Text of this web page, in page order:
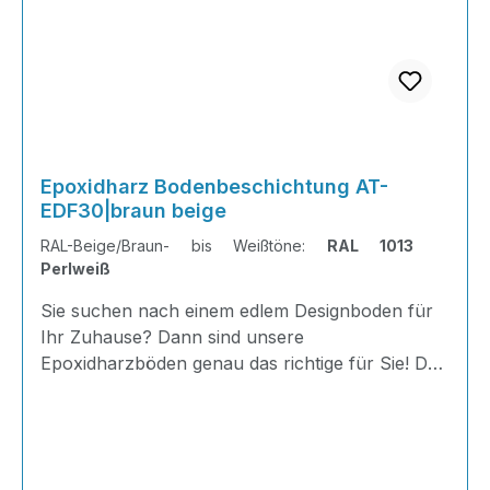
Epoxidharz Bodenbeschichtung AT-
EDF30|braun beige
RAL-Beige/Braun- bis Weißtöne: RAL 1013
Perlweiß
Sie suchen nach einem edlem Designboden für
Ihr Zuhause? Dann sind unsere
Epoxidharzböden genau das richtige für Sie! Der